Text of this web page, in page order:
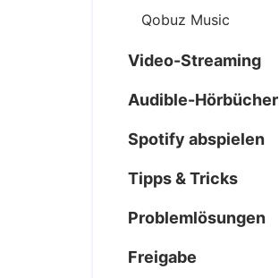
Qobuz Music
Video-Streaming
Audible-Hörbücher
Spotify abspielen
Tipps & Tricks
Problemlösungen
Freigabe
echten Testergebnissen.
Heiko Hoffmann